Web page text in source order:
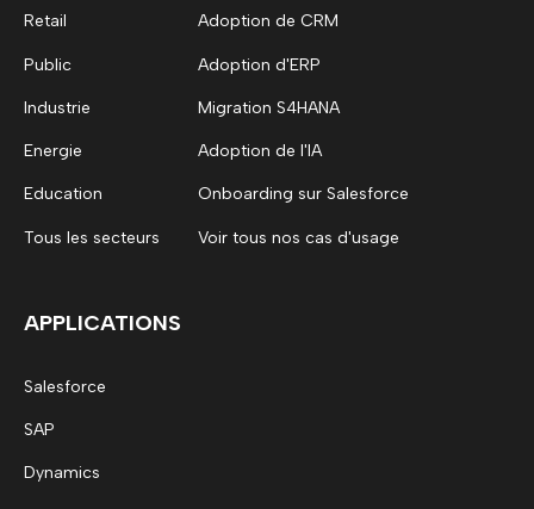
Retail
Public
Industrie
Energie
Education
Tous les secteurs
Adoption de CRM
Adoption d'ERP
Migration S4HANA
Adoption de l'IA
Onboarding sur Salesforce
Voir tous nos cas d'usage
APPLICATIONS
Salesforce
SAP
Dynamics